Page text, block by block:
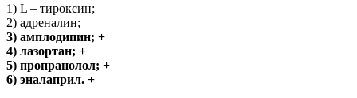
1) L – тироксин;
2) адреналин;
3) амплодипин; +
4) лазортан; +
5) пропранолол; +
6) эналаприл. +